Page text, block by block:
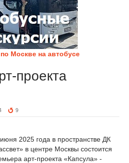
Москве на автобусе
проекта
9
2025 года в пространстве ДК
в центре Москвы состоится
арт-проекта «Капсула» -